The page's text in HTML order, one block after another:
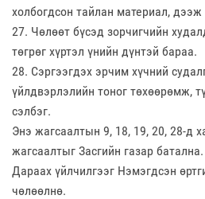
холбогдсон тайлан материал,
27. Чөлөөт бүсэд зорчигчийн
төгрөг хүртэл үнийн дүнтэй бараа.
28. Сэргээгдэх эрчим хүчний
үйлдвэрлэлийн тоног төхөөрөмж,
сэлбэг.
Энэ жагсаалтын 9, 18, 19, 20, 28-д
жагсаалтыг Засгийн газар батална.
Дараах үйлчилгээг Нэмэгдсэн
чөлөөлнө.